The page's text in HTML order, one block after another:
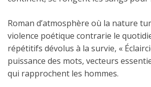
Roman d’atmosphère où la nature
violence poétique contrarie le
répétitifs dévolus à la survie, «
puissance des mots, vecteurs
qui rapprochent les hommes.